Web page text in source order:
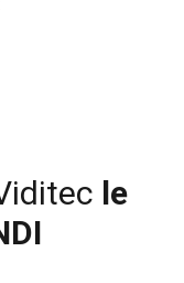
le